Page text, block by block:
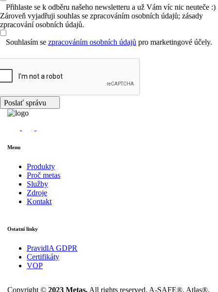
Přihlaste se k odběru našeho newsletteru a už Vám víc nic neuteče :)
Zároveň vyjadřuji souhlas se zpracováním osobních údajů; zásady
zpracování osobních údajů.
Souhlasím se zpracováním osobních údajů pro marketingové účely.
Poslať správu
Menu
Produkty
Proč metas
Služby
Zdroje
Kontakt
Ostatní linky
PravidlA GDPR
Certifikáty
VOP
Copyright © 2023 Metas. All rights reserved. A-SAFE®, Atlas®,